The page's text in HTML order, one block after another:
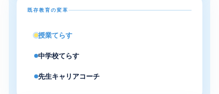
既存教育の変革
授業てらす
中学校てらす
先生キャリアコーチ